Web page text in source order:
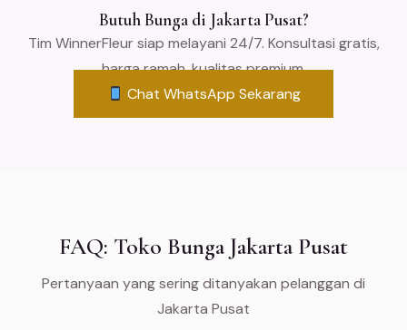
Butuh Bunga di Jakarta Pusat?
Tim WinnerFleur siap melayani 24/7. Konsultasi gratis,
harga ramah, kualitas premium.
Chat WhatsApp Sekarang
FAQ: Toko Bunga Jakarta Pusat
Pertanyaan yang sering ditanyakan pelanggan di
Jakarta Pusat